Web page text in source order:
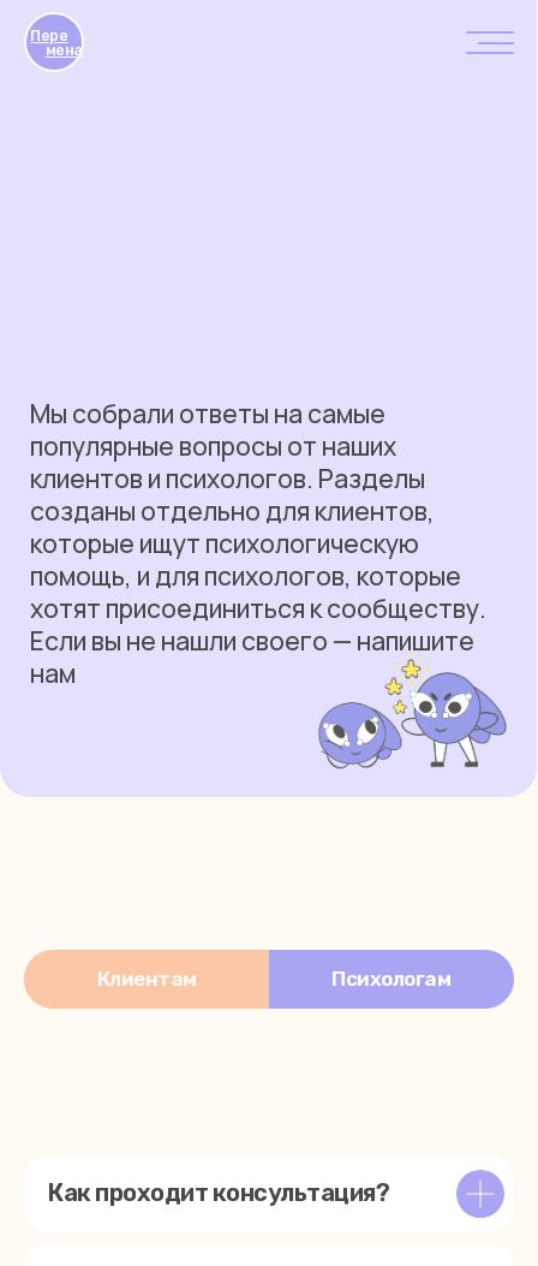
мена
Пере
созданы отдельно для клиентов,
которые ищут психологическую
помощь, и для психологов, которые
хотят присоединиться к сообществу.
Если вы не нашли своего — напишите
нам
Клиентам Психологам
Как проходит консультация?